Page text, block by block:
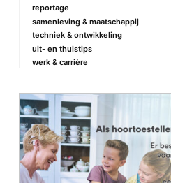
reportage
samenleving & maatschappij
techniek & ontwikkeling
uit- en thuistips
werk & carrière